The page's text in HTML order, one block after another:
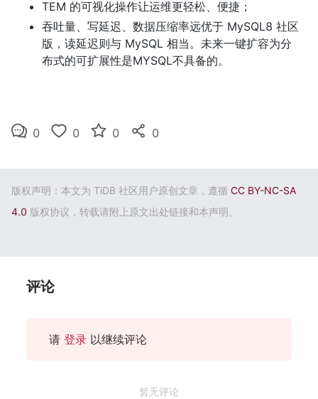
TEM 的可视化操作让运维更轻松、便捷；
吞吐量、写延迟、数据压缩率远优于 MySQL8 社区
版，读延迟则与 MySQL 相当。未来一键扩容为分
布式的可扩展性是MYSQL不具备的。
0 0 0 0
版权声明：本文为 TiDB 社区用户原创文章，遵循 CC BY-NC-SA
4.0 版权协议，转载请附上原文出处链接和本声明。
评论
请 登录 以继续评论
暂无评论